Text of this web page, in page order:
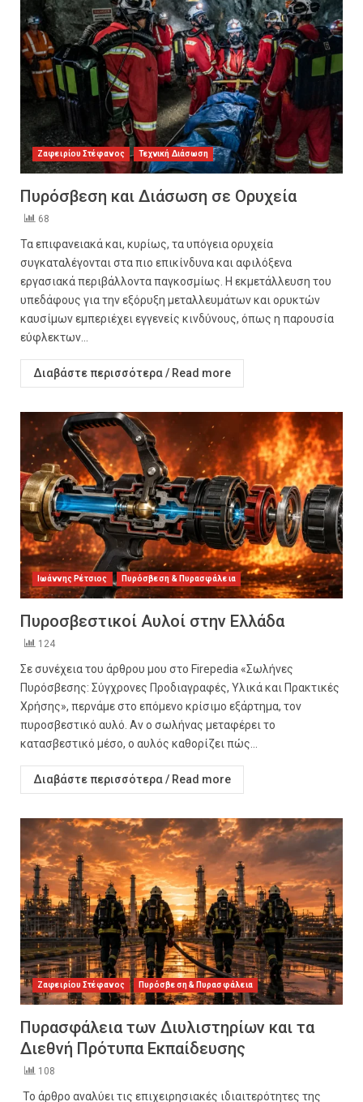
Ζαφειρίου Στέφανος Τεχνική Διάσωση
Πυρόσβεση και Διάσωση σε Ορυχεία
68
Τα επιφανειακά και, κυρίως, τα υπόγεια ορυχεία
συγκαταλέγονται στα πιο επικίνδυνα και αφιλόξενα
εργασιακά περιβάλλοντα παγκοσμίως. Η εκμετάλλευση του
υπεδάφους για την εξόρυξη μεταλλευμάτων και ορυκτών
καυσίμων εμπεριέχει εγγενείς κινδύνους, όπως η παρουσία
εύφλεκτων...
Διαβάστε περισσότερα / Read more
Ιωάννης Ρέτσιος Πυρόσβεση & Πυρασφάλεια
Πυροσβεστικοί Αυλοί στην Ελλάδα
124
Σε συνέχεια του άρθρου μου στο Firepedia «Σωλήνες
Πυρόσβεσης: Σύγχρονες Προδιαγραφές, Υλικά και Πρακτικές
Χρήσης», περνάμε στο επόμενο κρίσιμο εξάρτημα, τον
πυροσβεστικό αυλό. Αν ο σωλήνας μεταφέρει το
κατασβεστικό μέσο, ο αυλός καθορίζει πώς...
Διαβάστε περισσότερα / Read more
Ζαφειρίου Στέφανος Πυρόσβεση & Πυρασφάλεια
Πυρασφάλεια των Διυλιστηρίων και τα
Διεθνή Πρότυπα Εκπαίδευσης
108
Το άρθρο αναλύει τις επιχειρησιακές ιδιαιτερότητες της